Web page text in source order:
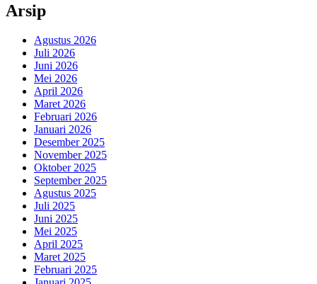
Arsip
Agustus 2026
Juli 2026
Juni 2026
Mei 2026
April 2026
Maret 2026
Februari 2026
Januari 2026
Desember 2025
November 2025
Oktober 2025
September 2025
Agustus 2025
Juli 2025
Juni 2025
Mei 2025
April 2025
Maret 2025
Februari 2025